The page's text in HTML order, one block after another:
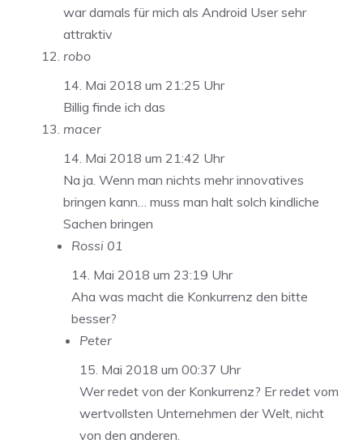
war damals für mich als Android User sehr
attraktiv
robo
14. Mai 2018 um 21:25 Uhr
Billig finde ich das
macer
14. Mai 2018 um 21:42 Uhr
Na ja. Wenn man nichts mehr innovatives
bringen kann… muss man halt solch kindliche
Sachen bringen
Rossi 01
14. Mai 2018 um 23:19 Uhr
Aha was macht die Konkurrenz den bitte
besser?
Peter
15. Mai 2018 um 00:37 Uhr
Wer redet von der Konkurrenz? Er redet vom
wertvollsten Unternehmen der Welt, nicht
von den anderen.